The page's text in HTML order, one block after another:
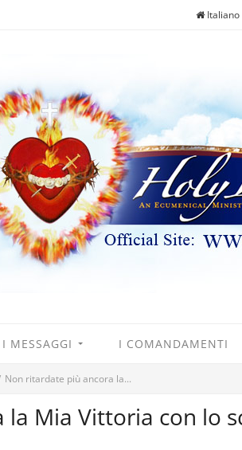
Italiano
MESSAGGI I COMANDAMENTI
Non ritardate più ancora la...
Mia Vittoria con lo